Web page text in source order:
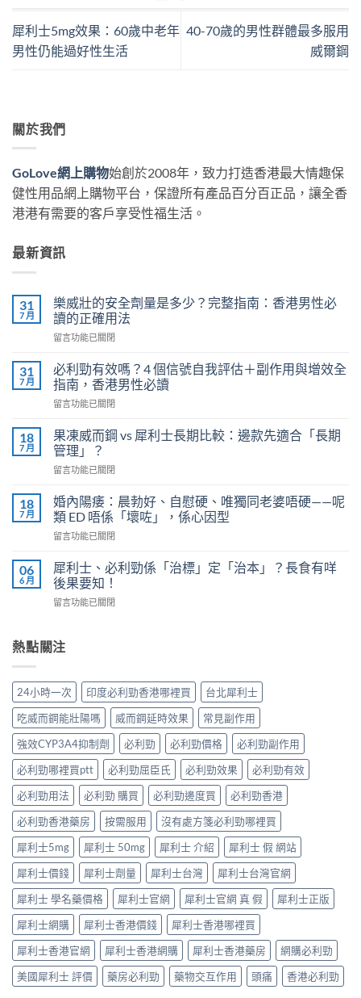
犀利士5mg效果：60歲中老年
男性仍能過好性生活
40-70歲的男性群體最多服用
威爾鋼
關於我們
GoLove網上購物始創於2008年，致力打造香港最大情趣保
健性用品網上購物平台，保證所有產品百分百正品，讓全香
港港有需要的客戶享受性福生活。
最新資訊
31
7 月
樂威壯的安全劑量是多少？完整指南：香港男性必
讀的正確用法
在
威
壯
的
安
劑
量
是
多
完
整
南：
港
男
性
的
正
用
法〉
中
留言功能已關閉
31
7 月
必利勁有效嗎？4 個信號自我評估＋副作用與增效全
指南，香港男性必讀
在
利
勁
有
效
4
個
信
號
我
評
＋
用
效
全
指
南，
香
港
男
性
必
讀〉
中
留言功能已關閉
18
7 月
果凍威而鋼 vs 犀利士長期比較：邊款先適合「長期
管理」？
在
凍
威
而
鋼
犀
利
士
長
較：
適
合
「長
期
管
理」？〉
中
留言功能已關閉
18
7 月
婚內陽痿：晨勃好、自慰硬、唯獨同老婆唔硬——呢
類 ED 唔係「壞咗」，係心因型
在
內
陽
痿：
晨
自
唯
獨
同
老
婆
唔
硬
——
呢
類
ED
唔
係
「壞
咗」，
係
心
因
型〉
中
留言功能已關閉
06
6 月
犀利士、必利勁係「治標」定「治本」？長食有咩
後果要知！
在
士、
必
勁
「治
標」
定
「治
本」？
長
食
有
咩
後
果
要
知！〉
中
留言功能已關閉
熱點關注
24小時一次 印度必利勁香港哪裡買
台北犀利士
吃威而鋼能壯陽嗎
威而鋼延時效果
常見副作用
強效CYP3A4抑制劑
必利勁 必利勁價格
必利勁副作用
必利勁哪裡買ptt
必利勁屈臣氏 必利勁效果
必利勁有效
必利勁用法
必利勁 購買 必利勁邊度買
必利勁香港
必利勁香港藥房
按需服用
沒有處方箋必利勁哪裡買
犀利士5mg
犀利士 50mg 犀利士 介紹
犀利士 假 網站
犀利士價錢
犀利士劑量 犀利士台灣
犀利士台灣官網
犀利士 學名藥價格
犀利士官網 犀利士官網 真 假
犀利士正版
犀利士網購
犀利士香港價錢
犀利士香港哪裡買
犀利士香港官網
犀利士香港網購 犀利士香港藥房
網購必利勁
美國犀利士 評價
藥房必利勁 藥物交互作用 頭痛 香港必利勁